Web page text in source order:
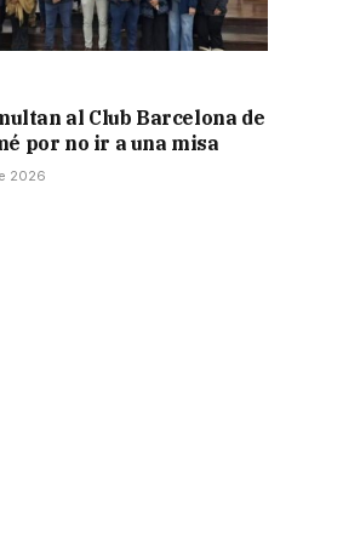
al Club Barcelona de
por no ir a una misa
2026